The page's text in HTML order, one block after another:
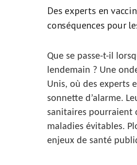
Des experts en
conséquences pour
Que se passe-t-il
lendemain ? Une
Unis, où des experts
sonnette d’alarme.
sanitaires pourraient
maladies évitables.
enjeux de santé